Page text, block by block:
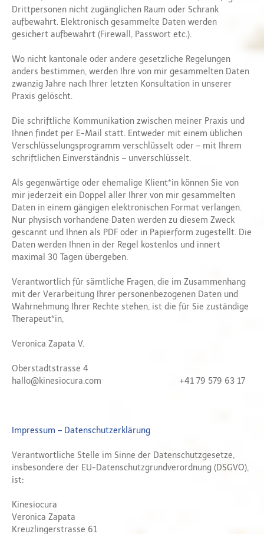
Drittpersonen nicht zugänglichen Raum oder Schrank
aufbewahrt. Elektronisch gesammelte Daten werden
gesichert aufbewahrt (Firewall, Passwort etc.).
Wo nicht kantonale oder andere gesetzliche Regelungen
anders bestimmen, werden Ihre von mir gesammelten Daten
zwanzig Jahre nach Ihrer letzten Konsultation in unserer
Praxis gelöscht.
Die schriftliche Kommunikation zwischen meiner Praxis und
Ihnen findet per E-Mail statt. Entweder mit einem üblichen
Verschlüsselungsprogramm verschlüsselt oder – mit Ihrem
schriftlichen Einverständnis – unverschlüsselt.
Als gegenwärtige oder ehemalige Klient*in können Sie von
mir jederzeit ein Doppel aller Ihrer von mir gesammelten
Daten in einem gängigen elektronischen Format verlangen.
Nur physisch vorhandene Daten werden zu diesem Zweck
gescannt und Ihnen als PDF oder in Papierform zugestellt. Die
Daten werden Ihnen in der Regel kostenlos und innert
maximal 30 Tagen übergeben.
Verantwortlich für sämtliche Fragen, die im Zusammenhang
mit der Verarbeitung Ihrer personenbezogenen Daten und
Wahrnehmung Ihrer Rechte stehen, ist die für Sie zuständige
Therapeut*in,
Veronica Zapata V.
Oberstadtstrasse 4
hallo@kinesiocura.com +41 79 579 63 17
Impressum – Datenschutzerklärung
Verantwortliche Stelle im Sinne der Datenschutzgesetze,
insbesondere der EU-Datenschutzgrundverordnung (DSGVO),
ist:
Kinesiocura
Veronica Zapata
Kreuzlingerstrasse 61